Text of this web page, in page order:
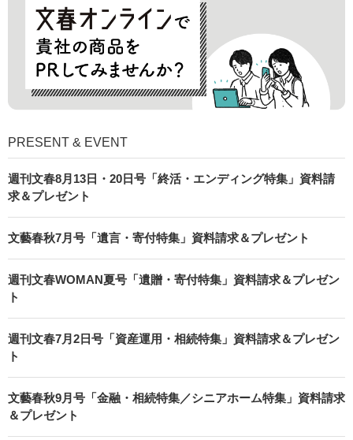
PRESENT & EVENT
週刊文春8月13日・20日号「終活・エンディング特集」資料請
求＆プレゼント
文藝春秋7月号「遺言・寄付特集」資料請求＆プレゼント
週刊文春WOMAN夏号「遺贈・寄付特集」資料請求＆プレゼン
ト
週刊文春7月2日号「資産運用・相続特集」資料請求＆プレゼン
ト
文藝春秋9月号「金融・相続特集／シニアホーム特集」資料請求
＆プレゼント